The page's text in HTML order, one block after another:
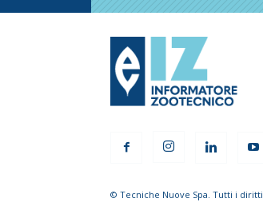
© Tecniche Nuove Spa. Tutti i diritti